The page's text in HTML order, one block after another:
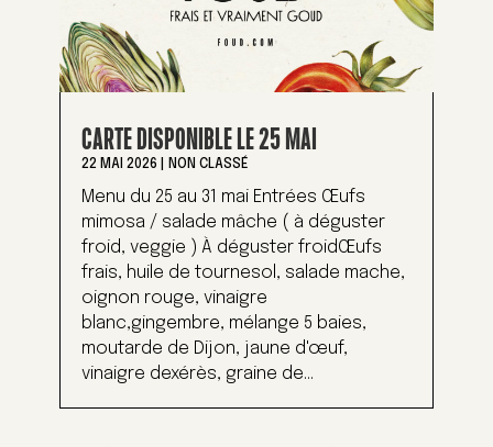
CARTE DISPONIBLE LE 25 MAI
22 MAI 2026 NON CLASSÉ
Menu du 25 au 31 mai Entrées Œufs
mimosa / salade mâche ( à déguster
froid, veggie ) À déguster froidŒufs
frais, huile de tournesol, salade mache,
oignon rouge, vinaigre
blanc,gingembre, mélange 5 baies,
moutarde de Dijon, jaune d'œuf,
vinaigre dexérès, graine de...